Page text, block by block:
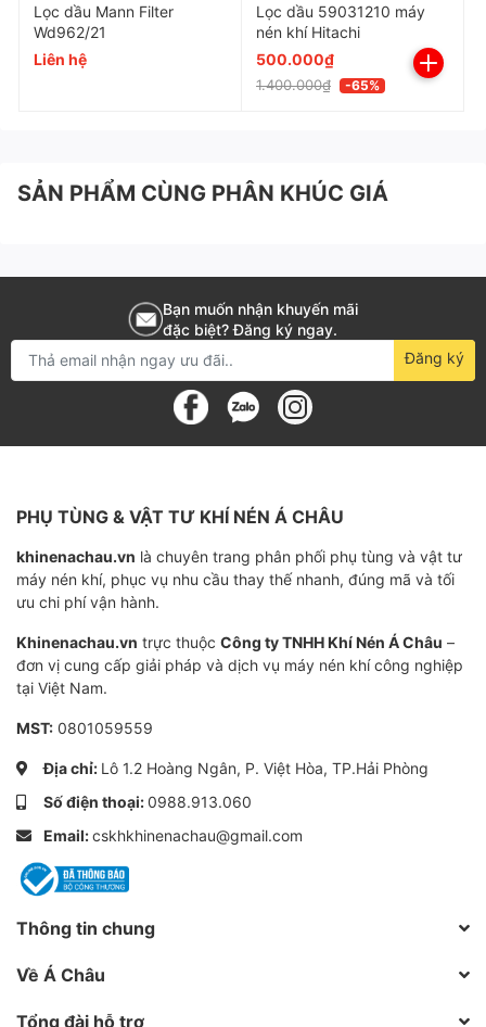
Lọc dầu Mann Filter
Wd962/21
Liên hệ
Lọc dầu 59031210 máy
nén khí Hitachi
500.000₫
1.400.000₫ -65%
SẢN PHẨM CÙNG PHÂN KHÚC GIÁ
Bạn muốn nhận khuyến mãi
đặc biệt? Đăng ký ngay.
Đăng ký
PHỤ TÙNG & VẬT TƯ KHÍ NÉN Á CHÂU
khinenachau.vn là chuyên trang phân phối phụ tùng và vật tư
máy nén khí, phục vụ nhu cầu thay thế nhanh, đúng mã và tối
ưu chi phí vận hành.
Khinenachau.vn trực thuộc Công ty TNHH Khí Nén Á Châu –
đơn vị cung cấp giải pháp và dịch vụ máy nén khí công nghiệp
tại Việt Nam.
MST: 0801059559
Địa chỉ: Lô 1.2 Hoàng Ngân, P. Việt Hòa, TP.Hải Phòng
Số điện thoại:0988.913.060
Email:cskhkhinenachau@gmail.com
Thông tin chung
Về Á Châu
Tổng đài hỗ trợ